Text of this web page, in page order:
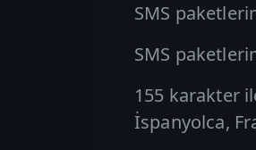
SMS
SMS
155 karakter
İspanyolca,